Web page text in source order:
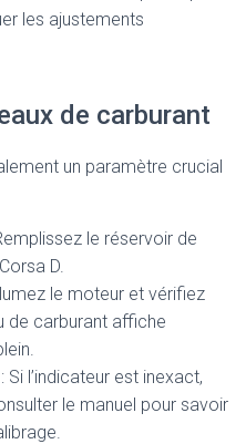
les ajustements
de carburant
un paramètre crucial
le réservoir de
D.
le moteur et vérifiez
de carburant affiche
: Si l’indicateur est inexact,
le manuel pour savoir